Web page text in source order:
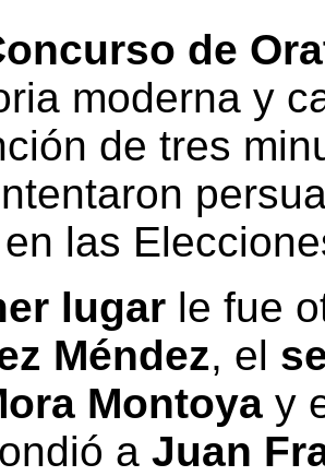
de
moderna y
de tres
las
lugar le fue
Méndez, el
Montoya y
a Juan